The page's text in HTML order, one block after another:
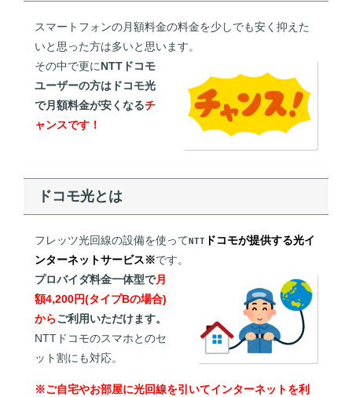
b
o
o
k
スマートフォンの月額料金の料金を少しでも安く抑えた
いと思った方は多いと思います。
その中で更にNTTドコモ
ユーザーの方はドコモ光
で月額料金が安くなるチ
ャンスです！
ドコモ光とは
フレッツ光回線の設備を使ってNTT ドコモが提供する光イ
ンターネットサービス※です。
プロバイダ料金一体型で月
額4,200円(タイプBの場合)
からご利用いただけます。
NTTドコモのスマホとのセ
ット割にも対応。
※ご自宅やお部屋に光回線を引いてインターネットを利